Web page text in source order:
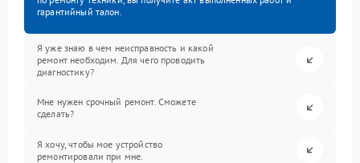
гарантийный талон.
Я уже знаю в чем неисправность и какой
ремонт необходим. Для чего проводить
диагностику?
Мне нужен срочный ремонт. Сможете
сделать?
Я хочу, чтобы мое устройство
ремонтировали при мне.